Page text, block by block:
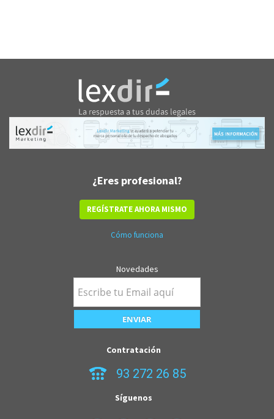
¿Eres profesional?
REGÍSTRATE AHORA MISMO
Cómo funciona
Novedades
Contratación
93 272 26 85
Síguenos